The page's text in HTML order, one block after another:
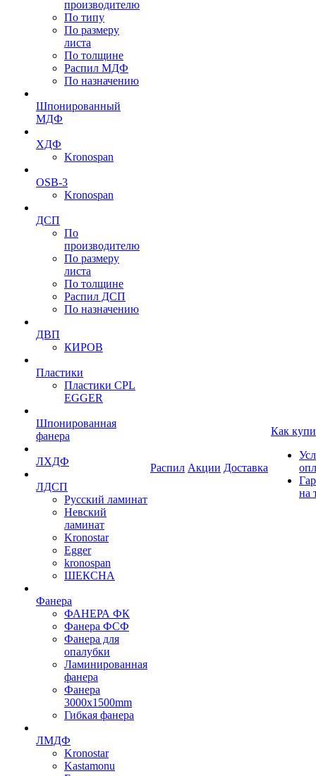
производителю
По типу
По размеру
листа
По толщине
Распил МДФ
По назначению
Шпонированный
МДФ
ХДФ
Kronospan
OSB-3
Kronospan
ДСП
По
производителю
По размеру
листа
По толщине
Распил ДСП
По назначению
ДВП
КИРОВ
Пластики
Пластики CPL
EGGER
Шпонированная
фанера
ЛХДФ
ЛДСП
Русский ламинат
Невский
ламинат
Kronostar
Egger
kronospan
ШЕКСНА
Фанера
ФАНЕРА ФК
Фанера ФСФ
Фанера для
опалубки
Ламинированная
фанера
Фанера
3000х1500mm
Гибкая фанера
ЛМДФ
Kronostar
Kastamonu
Распил Акции Доставка
Как
на